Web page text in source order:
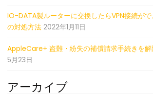
IO-DATA製ルーターに交換したらVPN接続が
の対処方法 2022年1月11日
AppleCare+ 盗難・紛失の補償請求手続きを
5月23日
アーカイブ